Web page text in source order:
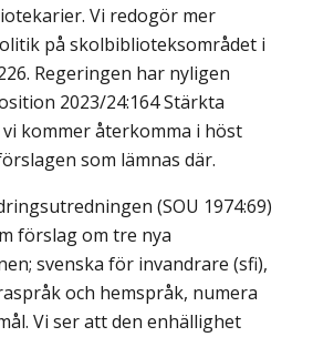
Vi redogör mer
på skolbiblioteksområdet i
Regeringen har nyligen
2023/24:164 Stärkta
kommer återkomma i höst
som lämnas där.
(SOU 1974:69)
förslag om tre nya
svenska för invandrare (sfi),
och hemspråk, numera
Vi ser att den enhällighet